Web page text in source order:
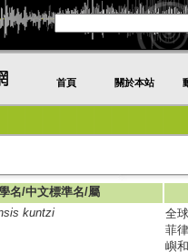
首頁 關於本站
名/中文標準名/屬
kuntzi
全
菲
嶼